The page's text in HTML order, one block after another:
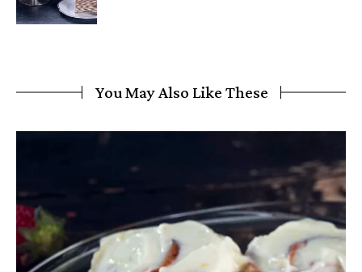
You May Also Like These